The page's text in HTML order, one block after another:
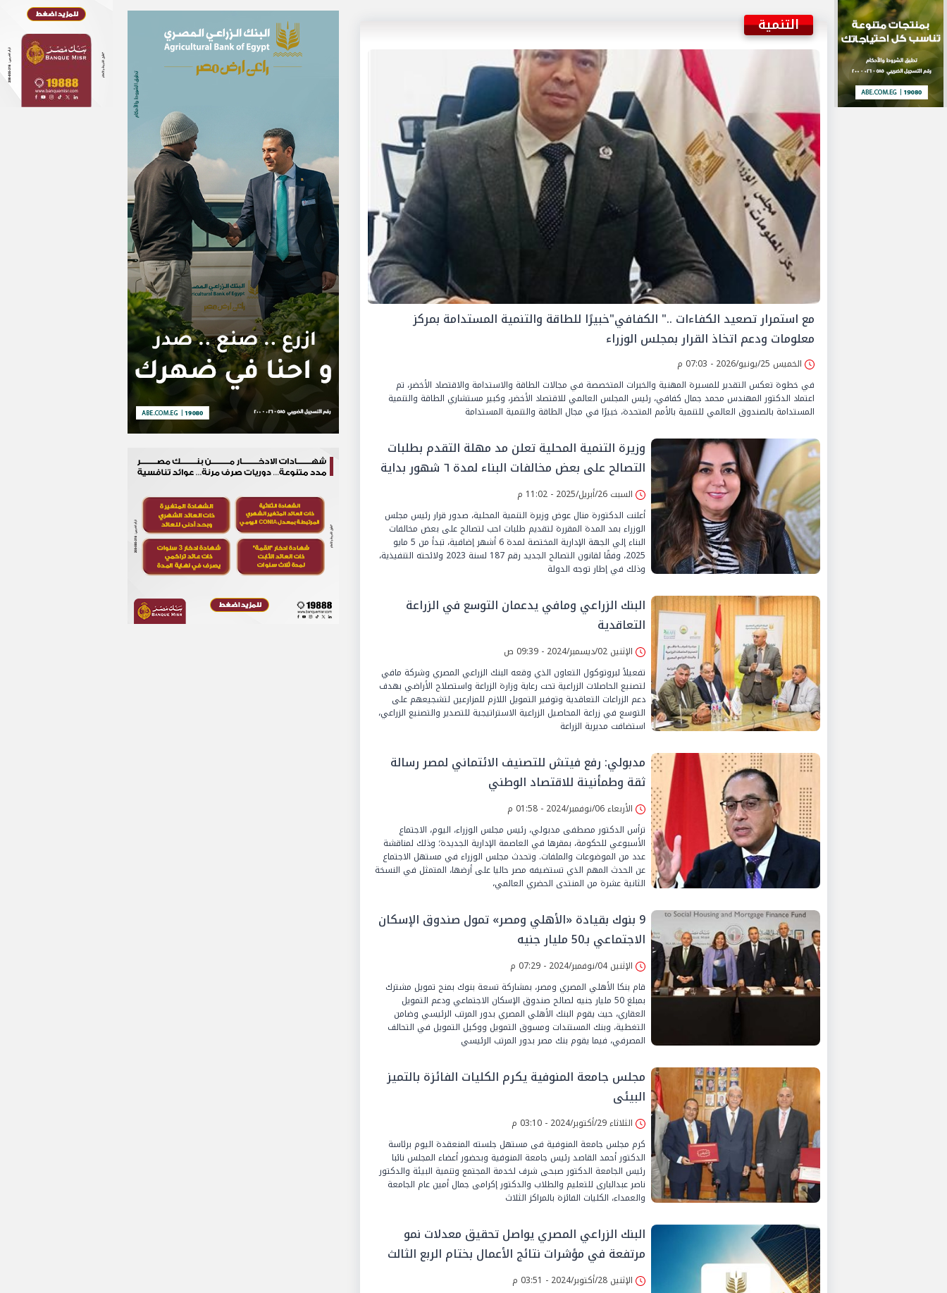
التنمية
مع استمرار تصعيد الكفاءات .." الكفافي"خبيرًا للطاقة والتنمية المستدامة بمركز
معلومات ودعم اتخاذ القرار بمجلس الوزراء
الخميس 25/يونيو/2026 - 07:03 م
في خطوة تعكس التقدير للمسيرة المهنية والخبرات المتخصصة في مجالات الطاقة والاستدامة والاقتصاد الأخضر، تم
اعتماد الدكتور المهندس محمد جمال كفافي، رئيس المجلس العالمي للاقتصاد الأخضر، وكبير مستشاري الطاقة والتنمية
المستدامة بالصندوق العالمي للتنمية بالأمم المتحدة، خبيرًا في مجال الطاقة والتنمية المستدامة
وزيرة التنمية المحلية تعلن مد مهلة التقدم بطلبات
التصالح على بعض مخالفات البناء لمدة ٦ شهور بداية
من مايو القادم
السبت 26/أبريل/2025 - 11:02 م
أعلنت الدكتورة منال عوض وزيرة التنمية المحلية، صدور قرار رئيس مجلس
الوزراء بمد المدة المقررة لتقديم طلبات احب لتصالح على بعض مخالفات
البناء إلي الجهة الإدارية المختصة لمدة 6 أشهر إضافية، تبدأ من 5 مايو
2025، وفقًا لقانون التصالح الجديد رقم 187 لسنة 2023 ولائحته التنفيذية،
وذلك في إطار توجه الدولة
البنك الزراعي ومافي يدعمان التوسع في الزراعة
التعاقدية
الإثنين 02/ديسمبر/2024 - 09:39 ص
تفعيلاً لبروتوكول التعاون الذي وقعه البنك الزراعي المصري وشركة مافي
لتصنيع الحاصلات الزراعية تحت رعاية وزارة الزراعة واستصلاح الأراضي بهدف
دعم الزراعات التعاقدية وتوفير التمويل اللازم للمزارعين لتشجيعهم على
التوسع في زراعة المحاصيل الزراعية الاستراتيجية للتصدير والتصنيع الزراعي،
استضافت مديرية الزراعة
مدبولي: رفع فيتش للتصنيف الائتماني لمصر رسالة
ثقة وطمأنينة للاقتصاد الوطني
الأربعاء 06/نوفمبر/2024 - 01:58 م
ترأس الدكتور مصطفى مدبولي، رئيس مجلس الوزراء، اليوم، الاجتماع
الأسبوعي للحكومة، بمقرها في العاصمة الإدارية الجديدة؛ وذلك لمناقشة
عدد من الموضوعات والملفات. وتحدث مجلس الوزراء في مستهل الاجتماع
عن الحدث المهم الذي تستضيفه مصر حاليا على أرضها، المتمثل في النسخة
الثانية عشرة من المنتدى الحضري العالمي،
9 بنوك بقيادة «الأهلي ومصر» تمول صندوق الإسكان
الاجتماعي بـ50 مليار جنيه
الإثنين 04/نوفمبر/2024 - 07:29 م
قام بنكا الأهلي المصري ومصر، بمشاركة تسعة بنوك بمنح تمويل مشترك
بمبلغ 50 مليار جنيه لصالح صندوق الإسكان الاجتماعي ودعم التمويل
العقاري، حيث يقوم البنك الأهلي المصري بدور المرتب الرئيسي وضامن
التغطية، وبنك المستندات ومسوق التمويل ووكيل التمويل في التحالف
المصرفي، فيما يقوم بنك مصر بدور المرتب الرئيسي
مجلس جامعة المنوفية يكرم الكليات الفائزة بالتميز
البيئى
الثلاثاء 29/أكتوبر/2024 - 03:10 م
كرم مجلس جامعة المنوفية فى مستهل جلسته المنعقدة اليوم برئاسة
الدكتور أحمد القاصد رئيس جامعة المنوفية وبحضور أعضاء المجلس نائبا
رئيس الجامعة الدكتور صبحى شرف لخدمة المجتمع وتنمية البيئة والدكتور
ناصر عبدالبارى للتعليم والطلاب والدكتور إكرامى جمال أمين عام الجامعة
والعمداء، الكليات الفائزة بالمراكز الثلاث
البنك الزراعي المصري يواصل تحقيق معدلات نمو
مرتفعة في مؤشرات نتائج الأعمال بختام الربع الثالث
من 2024الإثنين 28/أكتوبر/2024 - 03:51 م